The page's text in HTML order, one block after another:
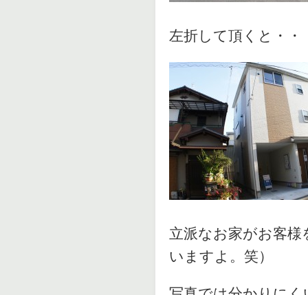
左折して頂くと・・
立派なお家がお客
いますよ。笑）